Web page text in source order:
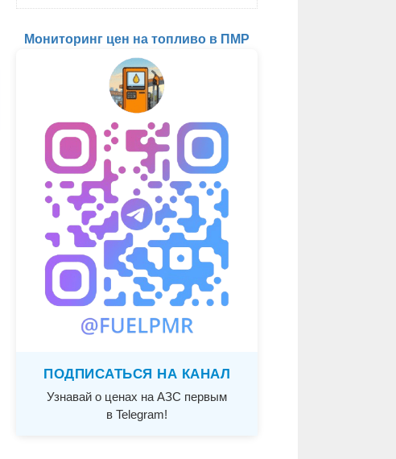
Мониторинг цен на топливо в ПМР
ПОДПИСАТЬСЯ НА КАНАЛ
Узнавай о ценах на АЗС первым
в Telegram!